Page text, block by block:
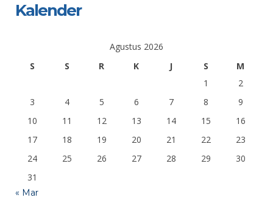
Kalender
Agustus 2026
S
S R K J S
M
1
2
3
4 5 6 7 8
9
10
11 12 13 14 15
16
17
18 19 20 21 22
23
24
25 26 27 28 29
30
31
« Mar